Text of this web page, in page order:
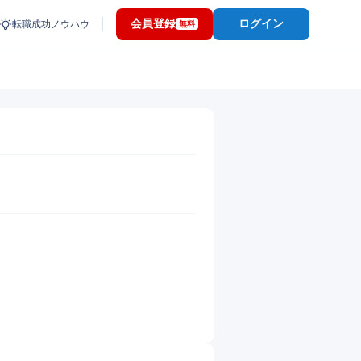
転職成功ノウハウ 会員登録 無料 ログイン